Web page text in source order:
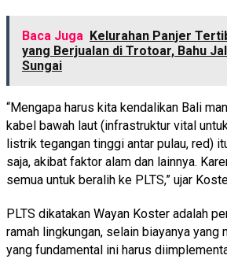
Baca Juga Kelurahan Panjer
yang Berjualan di Trotoar, Bahu
Sungai
“Mengapa harus kita kendalikan Bali
kabel bawah laut (infrastruktur vital
listrik tegangan tinggi antar pulau, red)
saja, akibat faktor alam dan lainnya.
semua untuk beralih ke PLTS,” ujar
PLTS dikatakan Wayan Koster adalah
ramah lingkungan, selain biayanya yang
yang fundamental ini harus